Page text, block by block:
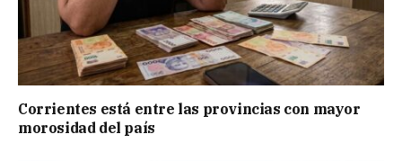
Corrientes está entre las provincias con mayor
morosidad del país